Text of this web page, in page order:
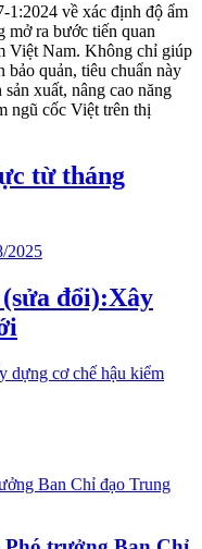
1:2024 về xác định độ ẩm
mở ra bước tiến quan
Việt Nam. Không chỉ giúp
bảo quản, tiêu chuẩn này
xuất, nâng cao năng
ngũ cốc Việt trên thị
từ tháng
đổi):Xây